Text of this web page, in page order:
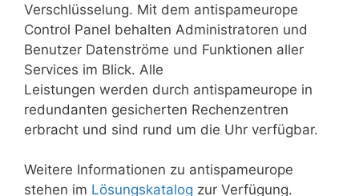
Verschlüsselung. Mit dem antispameurope
Control Panel behalten Administratoren und
Benutzer Datenströme und Funktionen aller
Services im Blick. Alle
Leistungen werden durch antispameurope in
redundanten gesicherten Rechenzentren
erbracht und sind rund um die Uhr verfügbar.
Weitere Informationen zu antispameurope
stehen im Lösungskatalog zur Verfügung.